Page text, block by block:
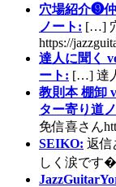
穴場紹介❾
ノート: […]
https://
達人に聞く
ート: […] 達
教則本 棚卸
ター寄り道
免信喜さん
SEIKO: 返信
しく涙です�